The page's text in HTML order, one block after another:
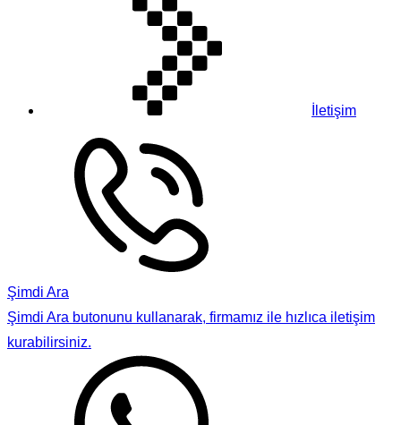
İletişim
Şimdi Ara
Şimdi Ara butonunu kullanarak, firmamız ile hızlıca iletişim
kurabilirsiniz.